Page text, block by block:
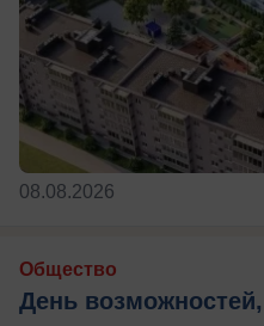
08.08.2026
Общество
День